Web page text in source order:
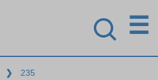
☰
❯ 235